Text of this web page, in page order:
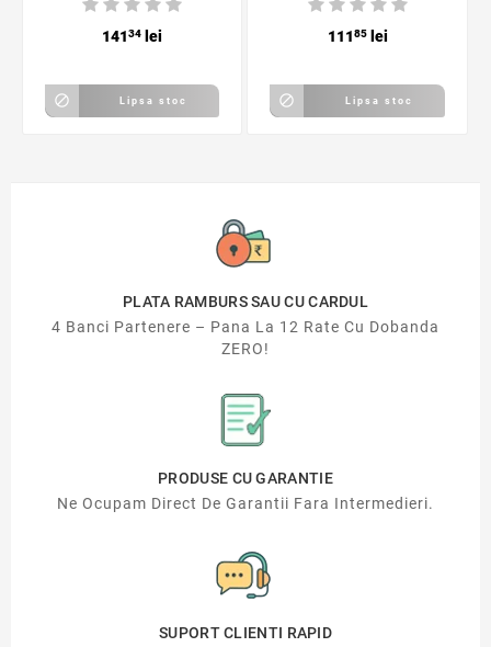
14134lei
 Lipsa stoc
11185lei
 Lipsa stoc
PLATA RAMBURS SAU CU CARDUL
4 Banci Partenere – Pana La 12 Rate Cu Dobanda
ZERO!
PRODUSE CU GARANTIE
Ne Ocupam Direct De Garantii Fara Intermedieri.
SUPORT CLIENTI RAPID